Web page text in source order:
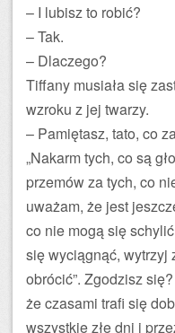
– I lubisz to robić?
– Tak.
– Dlaczego?
Tiffany musiała się
wzroku z jej twarzy.
– Pamiętasz, tato, co
„Nakarm tych, co są
przemów za tych, co
uważam, że jest
co nie mogą się
się wyciągnąć, wytrzyj
obrócić”. Zgodzisz
że czasami trafi się
wszystkie złe dni i